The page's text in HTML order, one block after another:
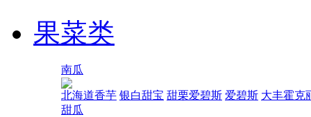
果菜类
南瓜
北海道香芋 银白甜宝 甜栗爱碧斯 爱碧斯 大丰霍克
甜瓜